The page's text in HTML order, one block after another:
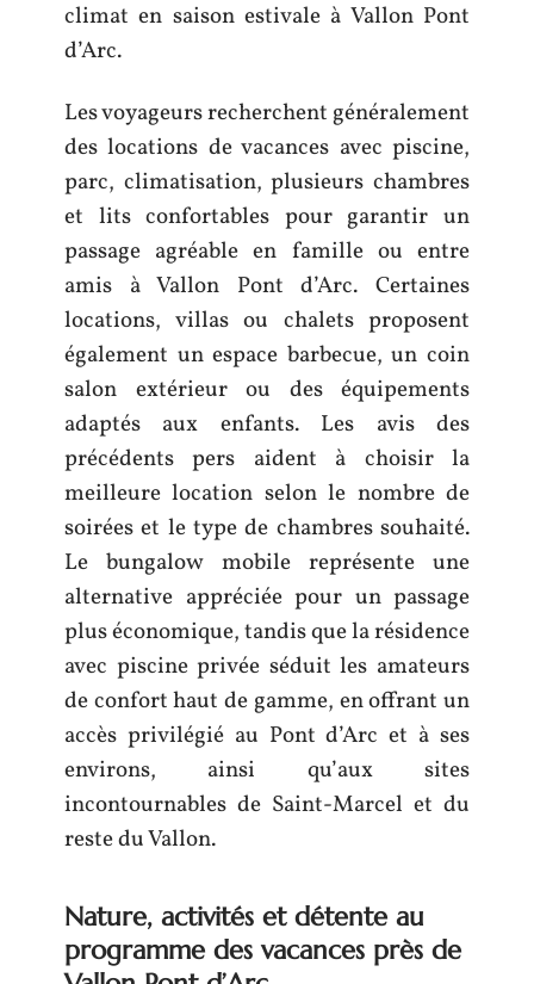
climat en saison estivale à Vallon Pont
d’Arc.
Les voyageurs recherchent généralement
des locations de vacances avec piscine,
parc, climatisation, plusieurs chambres
et lits confortables pour garantir un
passage agréable en famille ou entre
amis à Vallon Pont d’Arc. Certaines
locations, villas ou chalets proposent
également un espace barbecue, un coin
salon extérieur ou des équipements
adaptés aux enfants. Les avis des
précédents pers aident à choisir la
meilleure location selon le nombre de
soirées et le type de chambres souhaité.
Le bungalow mobile représente une
alternative appréciée pour un passage
plus économique, tandis que la résidence
avec piscine privée séduit les amateurs
de confort haut de gamme, en offrant un
accès privilégié au Pont d’Arc et à ses
environs, ainsi qu’aux sites
incontournables de Saint-Marcel et du
reste du Vallon.
Nature, activités et détente au
programme des vacances près de